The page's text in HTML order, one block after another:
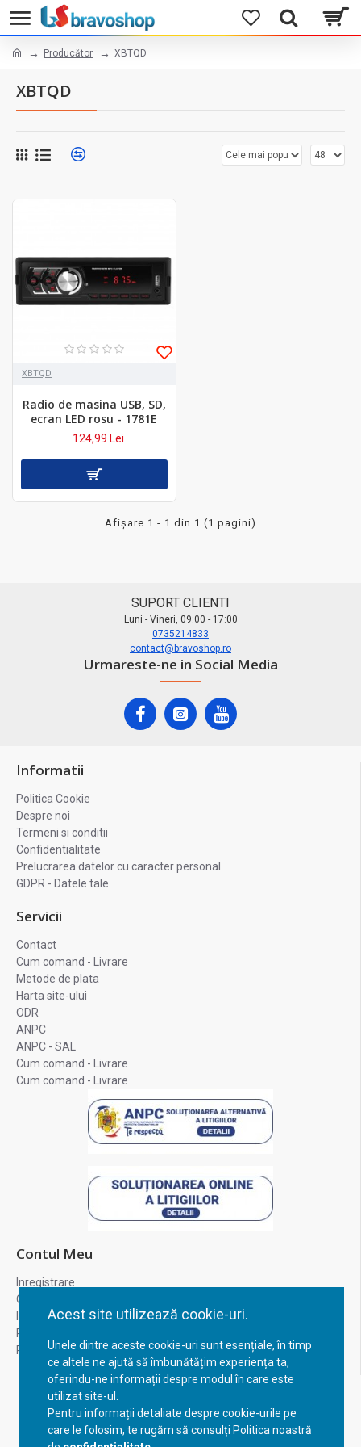
Acest site utilizează cookie-uri.
Unele dintre aceste cookie-uri sunt esențiale, în timp
ce altele ne ajută să îmbunătățim experiența ta,
oferindu-ne informații despre modul în care este
utilizat site-ul.
Pentru informații detaliate despre cookie-urile pe
care le folosim, te rugăm să consulți Politica noastră
Producător XBTQD
XBTQD
XBTQD
Radio de masina USB, SD,
ecran LED rosu - 1781E
124,99 Lei
Afişare 1 - 1 din 1 (1 pagini)
SUPORT CLIENTI
Luni - Vineri, 09:00 - 17:00
0735214833
contact@bravoshop.ro
Urmareste-ne in Social Media
Informatii
Politica Cookie
Despre noi
Termeni si conditii
Confidentialitate
Prelucrarea datelor cu caracter personal
GDPR - Datele tale
Servicii
Contact
Cum comand - Livrare
Metode de plata
Harta site-ului
ODR
ANPC
ANPC - SAL
Cum comand - Livrare
Cum comand - Livrare
Contul Meu
Inregistrare
Contul meu
Istoric comenzi
Recuperare parola
Returnare produs